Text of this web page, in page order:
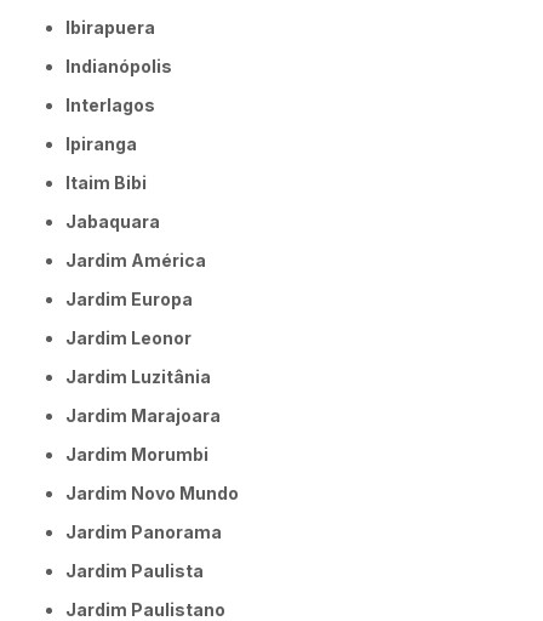
Ibirapuera
Indianópolis
Interlagos
Ipiranga
Itaim Bibi
Jabaquara
Jardim América
Jardim Europa
Jardim Leonor
Jardim Luzitânia
Jardim Marajoara
Jardim Morumbi
Jardim Novo Mundo
Jardim Panorama
Jardim Paulista
Jardim Paulistano